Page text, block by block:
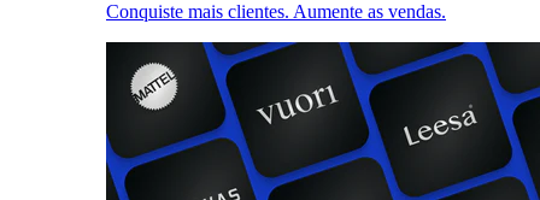
Conquiste mais clientes. Aumente as vendas.